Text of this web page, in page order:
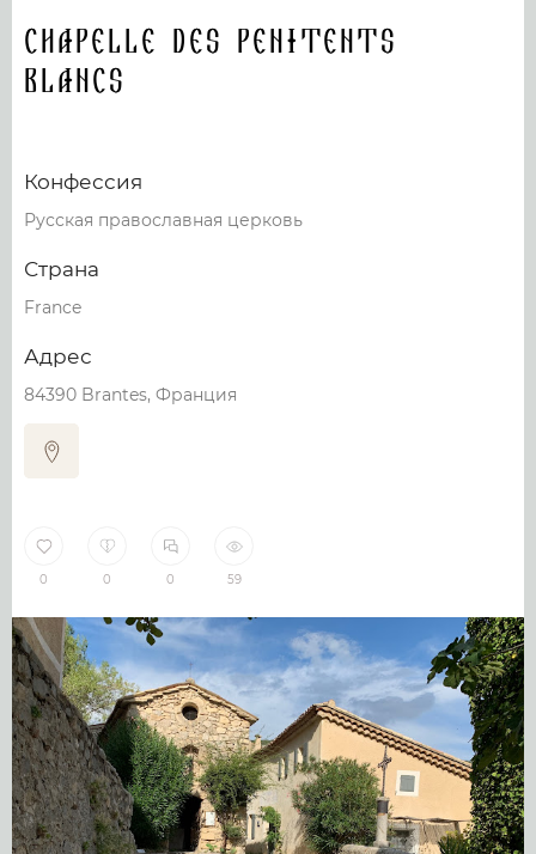
Chapelle des Penitents
blancs
Конфессия
Русская православная церковь
Страна
France
Адрес
84390 Brantes, Франция
0 0 0 59